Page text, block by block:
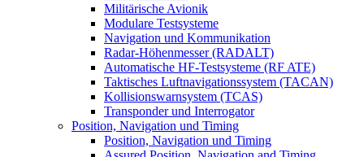
Militärische Avionik
Modulare Testsysteme
Navigation und Kommunikation
Radar-Höhenmesser (RADALT)
Automatische HF-Testsysteme (RF ATE)
Taktisches Luftnavigationssystem (TACAN)
Kollisionswarnsystem (TCAS)
Transponder und Interrogator
Position, Navigation und Timing
Position, Navigation und Timing